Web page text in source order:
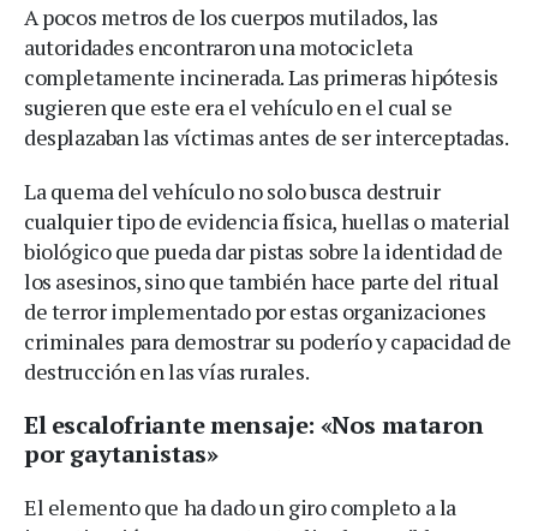
A pocos metros de los cuerpos mutilados, las
autoridades encontraron una motocicleta
completamente incinerada. Las primeras hipótesis
sugieren que este era el vehículo en el cual se
desplazaban las víctimas antes de ser interceptadas.
La quema del vehículo no solo busca destruir
cualquier tipo de evidencia física, huellas o material
biológico que pueda dar pistas sobre la identidad de
los asesinos, sino que también hace parte del ritual
de terror implementado por estas organizaciones
criminales para demostrar su poderío y capacidad de
destrucción en las vías rurales.
El escalofriante mensaje: «Nos mataron
por gaytanistas»
El elemento que ha dado un giro completo a la